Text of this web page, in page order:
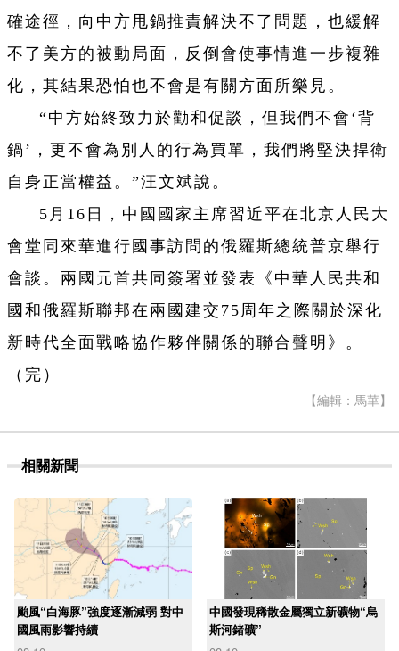
確途徑，向中方甩鍋推責解決不了問題，也緩解
不了美方的被動局面，反倒會使事情進一步複雜
化，其結果恐怕也不會是有關方面所樂見。
“中方始終致力於勸和促談，但我們不會‘背
鍋’，更不會為別人的行為買單，我們將堅決捍衛
自身正當權益。”汪文斌說。
5月16日，中國國家主席習近平在北京人民大
會堂同來華進行國事訪問的俄羅斯總統普京舉行
會談。兩國元首共同簽署並發表《中華人民共和
國和俄羅斯聯邦在兩國建交75周年之際關於深化
新時代全面戰略協作夥伴關係的聯合聲明》。
（完）
【編輯：馬華】
相關新聞
颱風“白海豚”強度逐漸減弱 對中
國風雨影響持續
中國發現稀散金屬獨立新礦物“烏
斯河鍺礦”